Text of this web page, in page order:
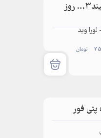
چشمت روز بد نبیند3… روز
وید
تومان
پتی فور